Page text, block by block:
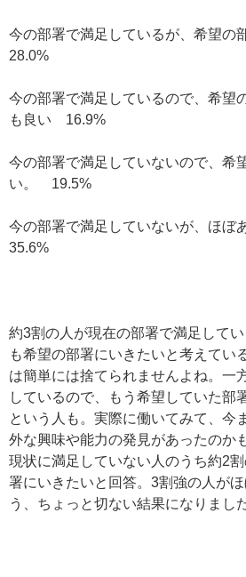
今の部署で満足しているが、希望の
28.0%
今の部署で満足しているので、希望
も良い 16.9%
今の部署で満足していないので、希
い。 19.5%
今の部署で満足していないが、ほぼ
35.6%
約3割の人が現在の部署で満足して
も希望の部署にいきたいと考えてい
は簡単には捨てられませんよね。一
しているので、もう希望していた部
という人も。実際に働いてみて、今
外な興味や能力の発見があったのか
現状に満足していない人のうち約2
署にいきたいと回答。3割強の人が
う、ちょっと切ない結果になりました